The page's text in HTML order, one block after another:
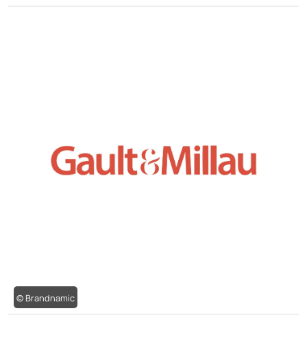
© Brandnamic